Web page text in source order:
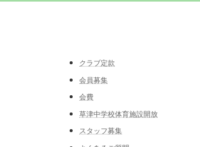
クラブ定款
会員募集
会費
草津中学校体育施設開放
スタッフ募集